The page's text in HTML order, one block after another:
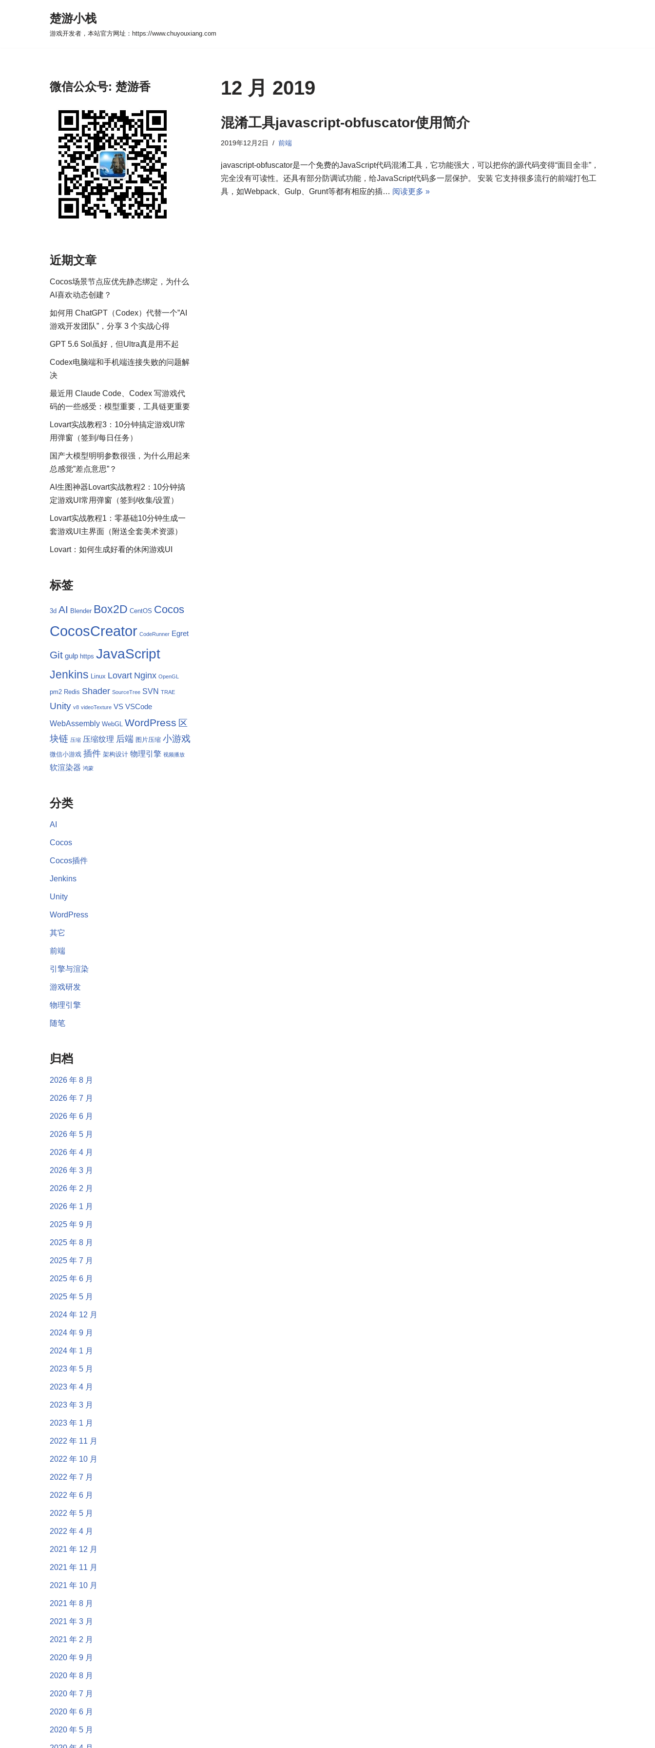
楚游小栈
游戏开发者，本站官方网址：https://www.chuyouxiang.com
微信公众号: 楚游香
近期文章
Cocos场景节点应优先静态绑定，为什么
AI喜欢动态创建？
如何用 ChatGPT（Codex）代替一个”AI
游戏开发团队”，分享 3 个实战心得
GPT 5.6 Sol虽好，但Ultra真是用不起
Codex电脑端和手机端连接失败的问题解
决
最近用 Claude Code、Codex 写游戏代
码的一些感受：模型重要，工具链更重要
Lovart实战教程3：10分钟搞定游戏UI常
用弹窗（签到/每日任务）
国产大模型明明参数很强，为什么用起来
总感觉”差点意思”？
AI生图神器Lovart实战教程2：10分钟搞
定游戏UI常用弹窗（签到/收集/设置）
Lovart实战教程1：零基础10分钟生成一
套游戏UI主界面（附送全套美术资源）
Lovart：如何生成好看的休闲游戏UI
标签
3d AI Blender Box2D CentOS Cocos
CocosCreator CodeRunner Egret
Git gulp https JavaScript
Jenkins Linux Lovart Nginx OpenGL
pm2 Redis Shader SourceTree SVN TRAE
Unity v8 videoTexture VS VSCode
WebAssembly WebGL WordPress 区
块链 压缩 压缩纹理 后端 图片压缩 小游戏
微信小游戏 插件 架构设计 物理引擎 视频播放
软渲染器 鸿蒙
分类
AI
Cocos
Cocos插件
Jenkins
Unity
WordPress
其它
前端
引擎与渲染
游戏研发
物理引擎
随笔
归档
2026 年 8 月
2026 年 7 月
2026 年 6 月
2026 年 5 月
2026 年 4 月
2026 年 3 月
2026 年 2 月
2026 年 1 月
2025 年 9 月
2025 年 8 月
2025 年 7 月
2025 年 6 月
2025 年 5 月
2024 年 12 月
2024 年 9 月
2024 年 1 月
2023 年 5 月
2023 年 4 月
2023 年 3 月
2023 年 1 月
2022 年 11 月
2022 年 10 月
2022 年 7 月
2022 年 6 月
2022 年 5 月
2022 年 4 月
2021 年 12 月
2021 年 11 月
2021 年 10 月
2021 年 8 月
2021 年 3 月
2021 年 2 月
2020 年 9 月
2020 年 8 月
2020 年 7 月
2020 年 6 月
2020 年 5 月
12 月 2019
混淆工具javascript-obfuscator使用简介
2019年12月2日 前端
javascript-obfuscator是一个免费的JavaScript代码混淆工具，它功能强大，可以把你的源代码变得“面目全非”，
完全没有可读性。还具有部分防调试功能，给JavaScript代码多一层保护。 安装 它支持很多流行的前端打包工
具，如Webpack、Gulp、Grunt等都有相应的插… 阅读更多 »